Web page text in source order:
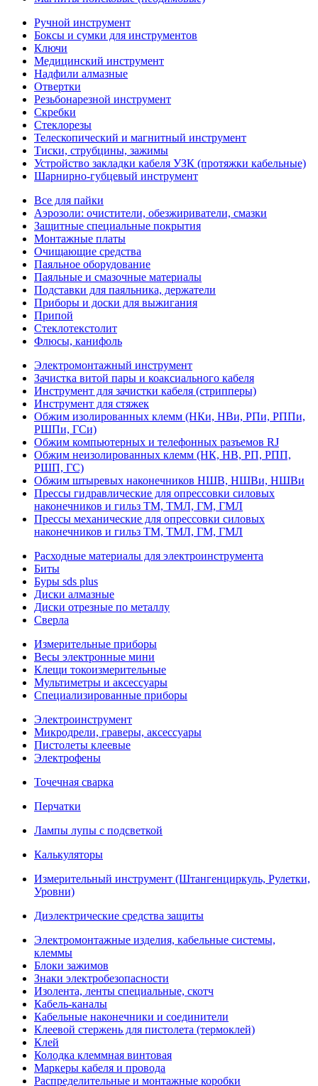
Ручной инструмент
Боксы и сумки для инструментов
Ключи
Медицинский инструмент
Надфили алмазные
Отвертки
Резьбонарезной инструмент
Скребки
Стеклорезы
Телескопический и магнитный инструмент
Тиски, струбцины, зажимы
Устройство закладки кабеля УЗК (протяжки кабельные)
Шарнирно-губцевый инструмент
Все для пайки
Аэрозоли: очистители, обезжириватели, смазки
Защитные специальные покрытия
Монтажные платы
Очищающие средства
Паяльное оборудование
Паяльные и смазочные материалы
Подставки для паяльника, держатели
Приборы и доски для выжигания
Припой
Стеклотекстолит
Флюсы, канифоль
Электромонтажный инструмент
Зачистка витой пары и коаксиального кабеля
Инструмент для зачистки кабеля (стрипперы)
Инструмент для стяжек
Обжим изолированных клемм (НКи, НВи, РПи, РППи,
РШПи, ГСи)
Обжим компьютерных и телефонных разъемов RJ
Обжим неизолированных клемм (НК, НВ, РП, РПП,
РШП, ГС)
Обжим штыревых наконечников НШВ, НШВи, НШВи
Прессы гидравлические для опрессовки силовых
наконечников и гильз ТМ, ТМЛ, ГМ, ГМЛ
Прессы механические для опрессовки силовых
наконечников и гильз ТМ, ТМЛ, ГМ, ГМЛ
Расходные материалы для электроинструмента
Биты
Буры sds plus
Диски алмазные
Диски отрезные по металлу
Сверла
Измерительные приборы
Весы электронные мини
Клещи токоизмерительные
Мультиметры и аксессуары
Специализированные приборы
Электроинструмент
Микродрели, граверы, аксессуары
Пистолеты клеевые
Электрофены
Точечная сварка
Перчатки
Лампы лупы с подсветкой
Калькуляторы
Измерительный инструмент (Штангенциркуль, Рулетки,
Уровни)
Диэлектрические средства защиты
Электромонтажные изделия, кабельные системы,
клеммы
Блоки зажимов
Знаки электробезопасности
Изолента, ленты специальные, скотч
Кабель-каналы
Кабельные наконечники и соединители
Клеевой стержень для пистолета (термоклей)
Клей
Колодка клеммная винтовая
Маркеры кабеля и провода
Распределительные и монтажные коробки